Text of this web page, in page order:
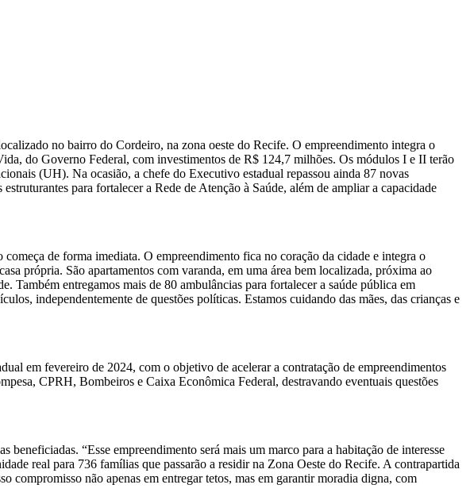
no bairro do Cordeiro, na zona oeste do Recife. O empreendimento integra o
do Governo Federal, com investimentos de R$ 124,7 milhões. Os módulos I e II terão
(UH). Na ocasião, a chefe do Executivo estadual repassou ainda 87 novas
para fortalecer a Rede de Atenção à Saúde, além de ampliar a capacidade
de forma imediata. O empreendimento fica no coração da cidade e integra o
própria. São apartamentos com varanda, em uma área bem localizada, próxima ao
Também entregamos mais de 80 ambulâncias para fortalecer a saúde pública em
independentemente de questões políticas. Estamos cuidando das mães, das crianças e
em fevereiro de 2024, com o objetivo de acelerar a contratação de empreendimentos
CPRH, Bombeiros e Caixa Econômica Federal, destravando eventuais questões
“Esse empreendimento será mais um marco para a habitação de interesse
real para 736 famílias que passarão a residir na Zona Oeste do Recife. A contrapartida
compromisso não apenas em entregar tetos, mas em garantir moradia digna, com